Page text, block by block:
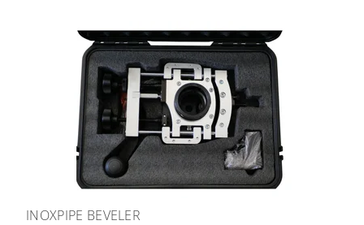
INOXPIPE BEVELER